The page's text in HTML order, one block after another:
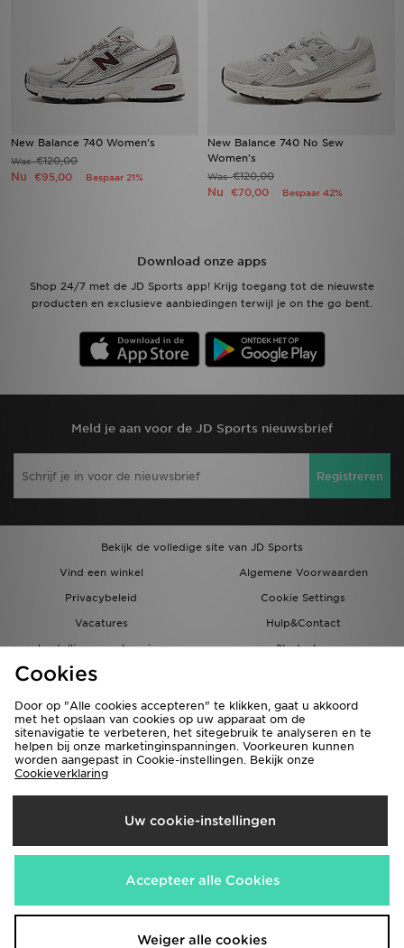
New Balance 740 Women's
Was€120,00
Nu €95,00 Bespaar 21%
New Balance 740 No Sew
Women's
Was€120,00
Nu €70,00 Bespaar 42%
Download onze apps
Shop 24/7 met de JD Sports app! Krijg toegang tot de nieuwste
producten en exclusieve aanbiedingen terwijl je on the go bent.
Meld je aan voor de JD Sports nieuwsbrief
Registreren
Bekijk de volledige site van JD Sports
Vind een winkel
Algemene Voorwaarden
Privacybeleid
Cookie Settings
Vacatures
Hulp&Contact
bestellingen en levering
Studenten
Partnerprogramma
Verzenden Naar
Nederland
Wij accepteren de volgende betaalmethoden
Bezoek onze bedrijfswebsite www.jdplc.com
Cookies
Door op "Alle cookies accepteren" te klikken, gaat u akkoord
met het opslaan van cookies op uw apparaat om de
sitenavigatie te verbeteren, het sitegebruik te analyseren en te
helpen bij onze marketinginspanningen. Voorkeuren kunnen
worden aangepast in Cookie-instellingen. Bekijk onze
Cookieverklaring
Uw cookie-instellingen
Accepteer alle Cookies
Weiger alle cookies